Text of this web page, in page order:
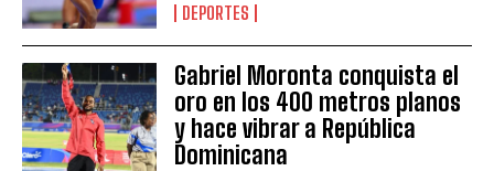
DEPORTES
Gabriel Moronta conquista el
oro en los 400 metros planos
y hace vibrar a República
Dominicana